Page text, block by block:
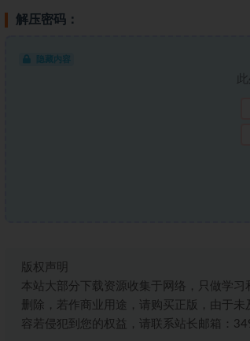
解压密码：
隐藏内容
版权声明
本站大部分下载资源收集于网络，只做学
删除，若作商业用途，请购买正版，由于
容若侵犯到您的权益，请联系站长邮箱：